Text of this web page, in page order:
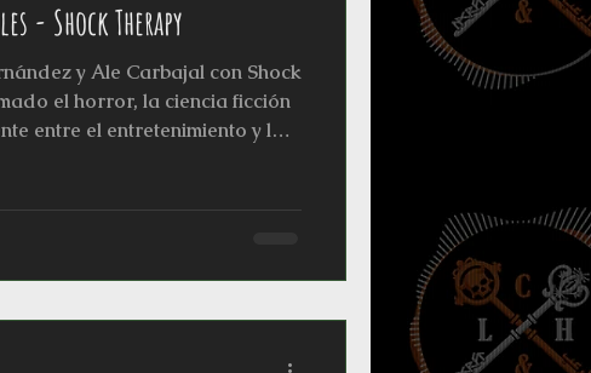
- Shock Therapy
y Ale Carbajal con Shock
el horror, la ciencia ficción
entre el entretenimiento y la
fronteras hacia lo digital,
del horror se convierte en